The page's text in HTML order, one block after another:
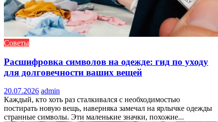
Советы
Расшифровка символов на одежде: гид по уходу
для долговечности ваших вещей
20.07.2026 admin
Каждый, кто хоть раз сталкивался с необходимостью
постирать новую вещь, наверняка замечал на ярлычке одежды
странные символы. Эти маленькие значки, похожие...